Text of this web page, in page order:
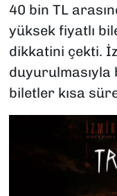
40 bin TL
yüksek fiyatlı
dikkatini çekti.
biletler kısa